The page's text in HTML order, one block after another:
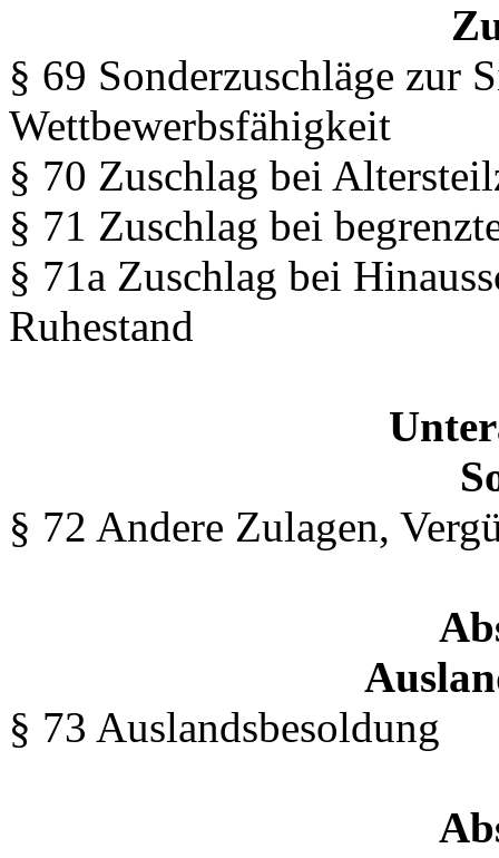
§ 69 Sonderzuschläge zur
Wettbewerbsfähigkeit
§ 70 Zuschlag bei
§ 71 Zuschlag bei
§ 71a Zuschlag bei
Ruhestand
§ 72 Andere Zulagen,
§ 73 Auslandsbesoldung